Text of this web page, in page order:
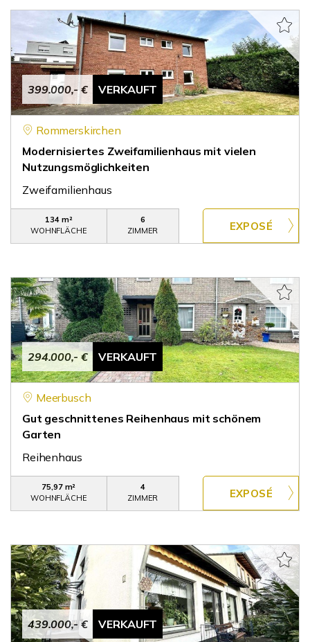
399.000,- € VERKAUFT
Rommerskirchen
Modernisiertes Zweifamilienhaus mit vielen
Nutzungsmöglichkeiten
Zweifamilienhaus
134 m²
WOHNFLÄCHE
6
ZIMMER
294.000,- € VERKAUFT
Meerbusch
Gut geschnittenes Reihenhaus mit schönem
Garten
Reihenhaus
75,97 m²
WOHNFLÄCHE
4
ZIMMER
439.000,- € VERKAUFT